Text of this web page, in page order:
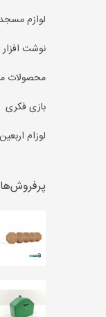
لوازم
نوشت افزار
محصولات
بازی فکری
لوزام اربعین
پرفروش‌ها